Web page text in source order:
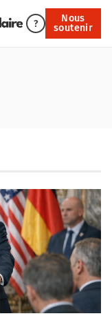
?
Nous
soutenir